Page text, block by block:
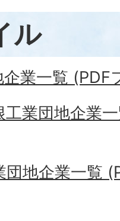
ル
企業一覧
工業団地企業
団地企業一覧